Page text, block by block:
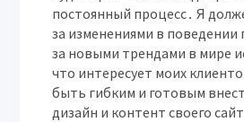
постоянный процесс․ Я
за изменениями в поведении
за новыми трендами в мире
что интересует моих
быть гибким и готовым
дизайн и контент своего